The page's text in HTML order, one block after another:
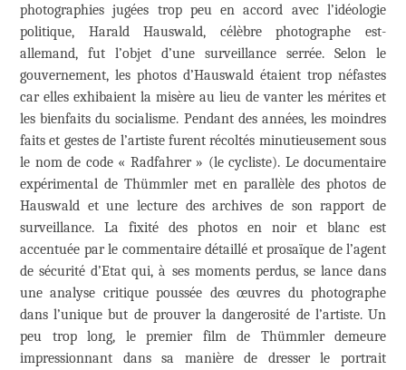
photographies jugées trop peu en accord avec l’idéologie
politique, Harald Hauswald, célèbre photographe est-
allemand, fut l’objet d’une surveillance serrée. Selon le
gouvernement, les photos d’Hauswald étaient trop néfastes
car elles exhibaient la misère au lieu de vanter les mérites et
les bienfaits du socialisme. Pendant des années, les moindres
faits et gestes de l’artiste furent récoltés minutieusement sous
le nom de code « Radfahrer » (le cycliste). Le documentaire
expérimental de Thümmler met en parallèle des photos de
Hauswald et une lecture des archives de son rapport de
surveillance. La fixité des photos en noir et blanc est
accentuée par le commentaire détaillé et prosaïque de l’agent
de sécurité d’Etat qui, à ses moments perdus, se lance dans
une analyse critique poussée des œuvres du photographe
dans l’unique but de prouver la dangerosité de l’artiste. Un
peu trop long, le premier film de Thümmler demeure
impressionnant dans sa manière de dresser le portrait